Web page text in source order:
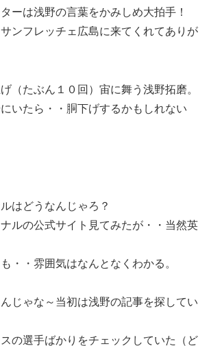
ーは浅野の言葉をかみしめ大拍手！
ンフレッチェ広島に来てくれてありが
（たぶん１０回）宙に舞う浅野拓磨。
いたら・・胴下げするかもしれない
はどうなんじゃろ？
ルの公式サイト見てみたが・・当然英
・・雰囲気はなんとなくわかる。
じゃな～当初は浅野の記事を探してい
の選手ばかりをチェックしていた（ど